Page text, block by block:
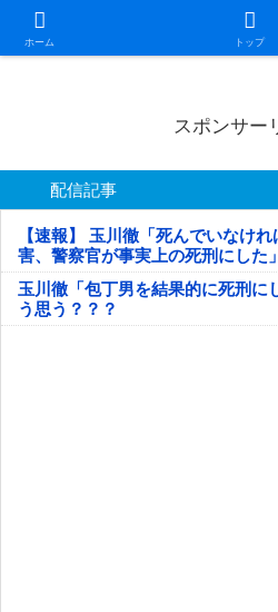
ホーム トップ
日本第一！ニュース録
スポンサー
配信記事
【速報】 玉川徹「死んでいなけ
害、警察官が事実上の死刑にした」
玉川徹「包丁男を結果的に死刑
う思う？？？